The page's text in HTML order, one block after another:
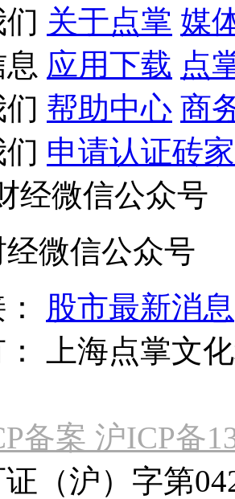
关于点掌 媒
应用下载 点
帮助中心 商
申请认证砖家
经微信公众号
股市最新消息
上海点掌文
备案 沪ICP备
（沪）字第